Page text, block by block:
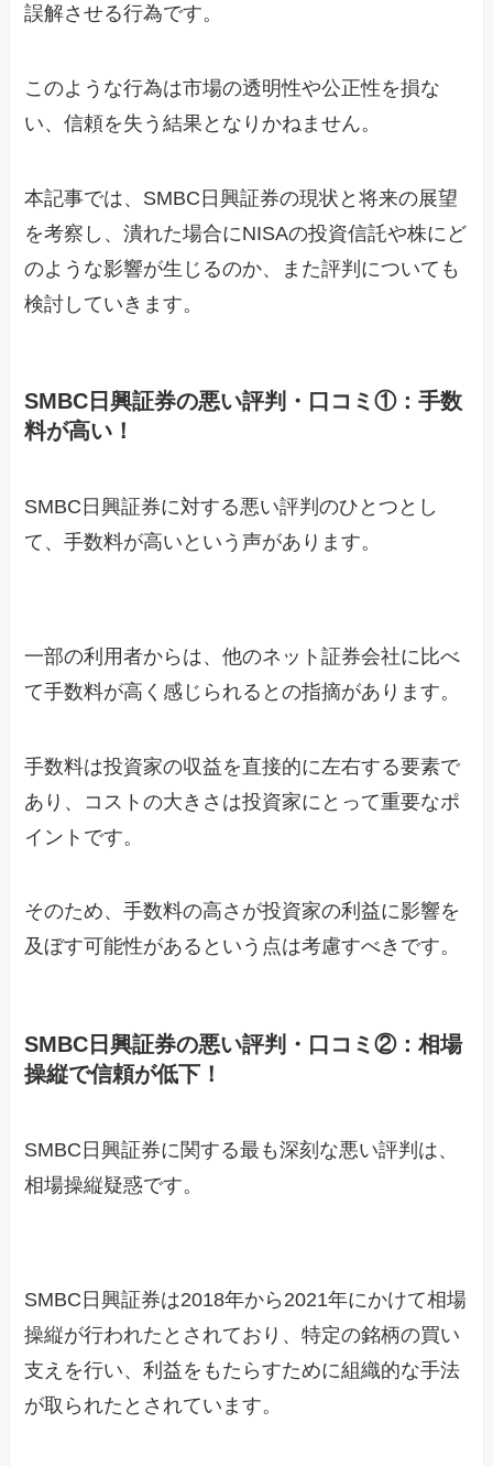
誤解させる行為です。
このような行為は市場の透明性や公正性を損な
い、信頼を失う結果となりかねません。
本記事では、SMBC日興証券の現状と将来の展望
を考察し、潰れた場合にNISAの投資信託や株にど
のような影響が生じるのか、また評判についても
検討していきます。
SMBC日興証券の悪い評判・口コミ①：手数
料が高い！
SMBC日興証券に対する悪い評判のひとつとし
て、手数料が高いという声があります。
一部の利用者からは、他のネット証券会社に比べ
て手数料が高く感じられるとの指摘があります。
手数料は投資家の収益を直接的に左右する要素で
あり、コストの大きさは投資家にとって重要なポ
イントです。
そのため、手数料の高さが投資家の利益に影響を
及ぼす可能性があるという点は考慮すべきです。
SMBC日興証券の悪い評判・口コミ②：相場
操縦で信頼が低下！
SMBC日興証券に関する最も深刻な悪い評判は、
相場操縦疑惑です。
SMBC日興証券は2018年から2021年にかけて相場
操縦が行われたとされており、特定の銘柄の買い
支えを行い、利益をもたらすために組織的な手法
が取られたとされています。